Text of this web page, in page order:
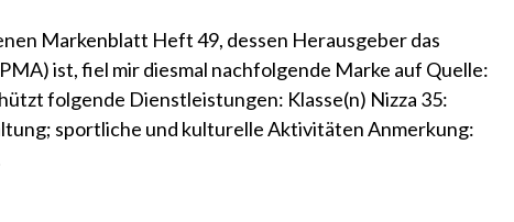
Markenblatt Heft 49, dessen Herausgeber das
ist, fiel mir diesmal nachfolgende Marke auf Quelle:
folgende Dienstleistungen: Klasse(n) Nizza 35:
sportliche und kulturelle Aktivitäten Anmerkung: